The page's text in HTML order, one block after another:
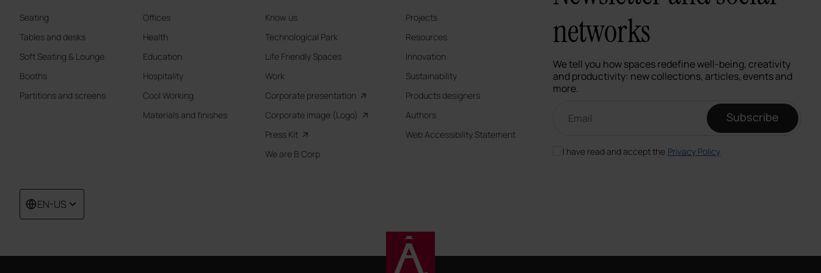
Seating
Tables and desks
Soft Seating & Lounge
Booths
Partitions and screens
Offices
Health
Education
Hospitality
Cool Working
Materials and finishes
Know us
Technological Park
Life Friendly Spaces
Work
Corporate presentation
Corporate image (Logo)
Press Kit
We are B Corp
Projects
Resources
Innovation
Sustainability
Products designers
Authors
Web Accessibility Statement
networks
We tell you how spaces redefine well-being, creativity
and productivity: new collections, articles, events and
more.
Subscribe
I have read and accept the Privacy Policy
EN-US